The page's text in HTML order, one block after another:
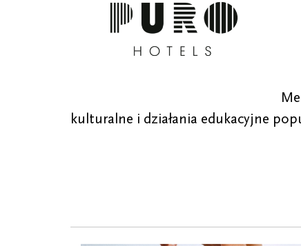
kulturalne i działania edukacyjne